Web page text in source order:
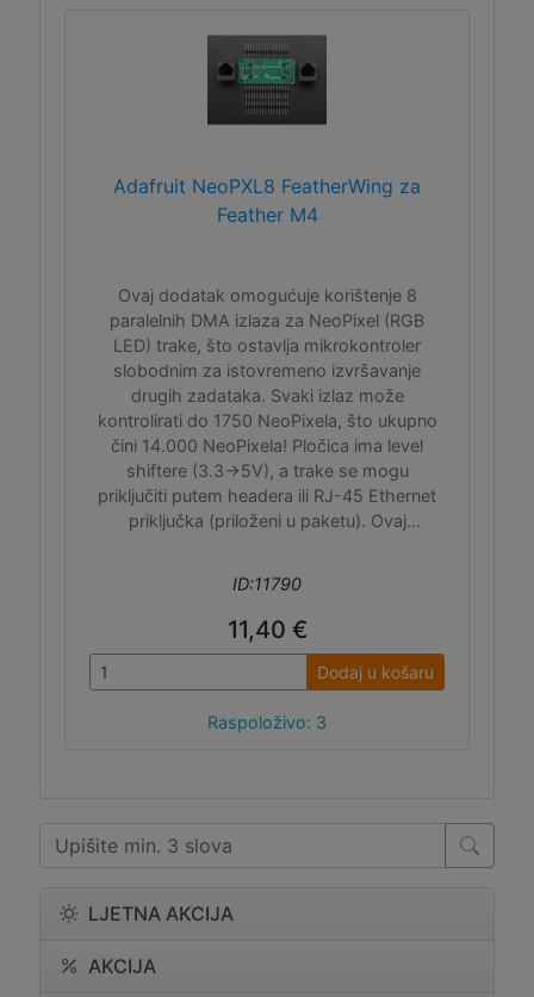
LJETNA AKCIJA
AKCIJA
Adafruit NeoPXL8 FeatherWing za
Feather M4
Ovaj dodatak omogućuje korištenje 8
paralelnih DMA izlaza za NeoPixel (RGB
LED) trake, što ostavlja mikrokontroler
slobodnim za istovremeno izvršavanje
drugih zadataka. Svaki izlaz može
kontrolirati do 1750 NeoPixela, što ukupno
čini 14.000 NeoPixela! Pločica ima level
shiftere (3.3->5V), a trake se mogu
priključiti putem headera ili RJ-45 Ethernet
priključka (priloženi u paketu). Ovaj
ID:11790
11,40 €
Dodaj u košaru
Raspoloživo: 3